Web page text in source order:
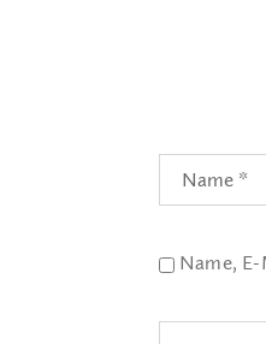
Name,